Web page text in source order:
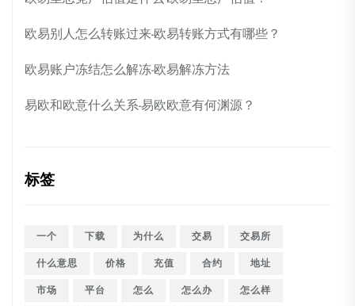
欧易别人怎么转账过来-欧易转账方式有哪些？
欧易账户冻结怎么解冻-欧易解冻方法
易欧和欧意什么关系-易欧欧意有何渊源？
标签
一个 下载 为什么 交易
交易所
什么意思
价格 充值 合约
地址
市场
平台 怎么 怎么办
怎么样